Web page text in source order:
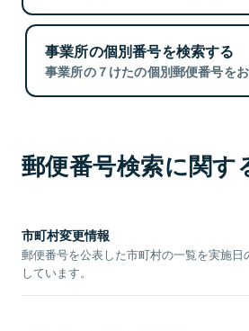
事業所の個別番号を検索する
事業所の７けたの個別郵便番号をお
郵便番号検索に関す
市町村変更情報
郵便番号を公表した市町村の一覧を実施日
しています。